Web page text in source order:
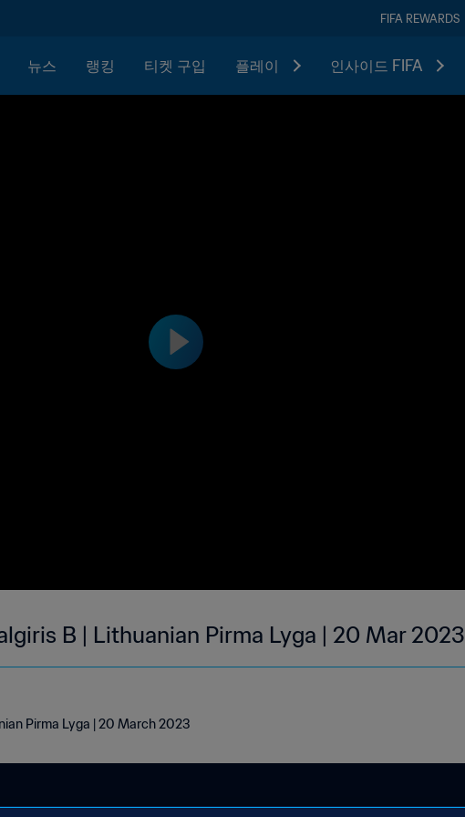
FIFA REWARDS
뉴스 랭킹 티켓 구입 플레이 인사이드 FIFA
B | Lithuanian Pirma Lyga | 20 Mar 2023
Pirma Lyga | 20 March 2023